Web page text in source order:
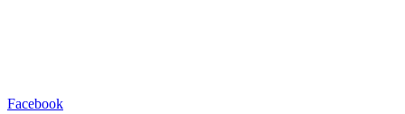
Facebook